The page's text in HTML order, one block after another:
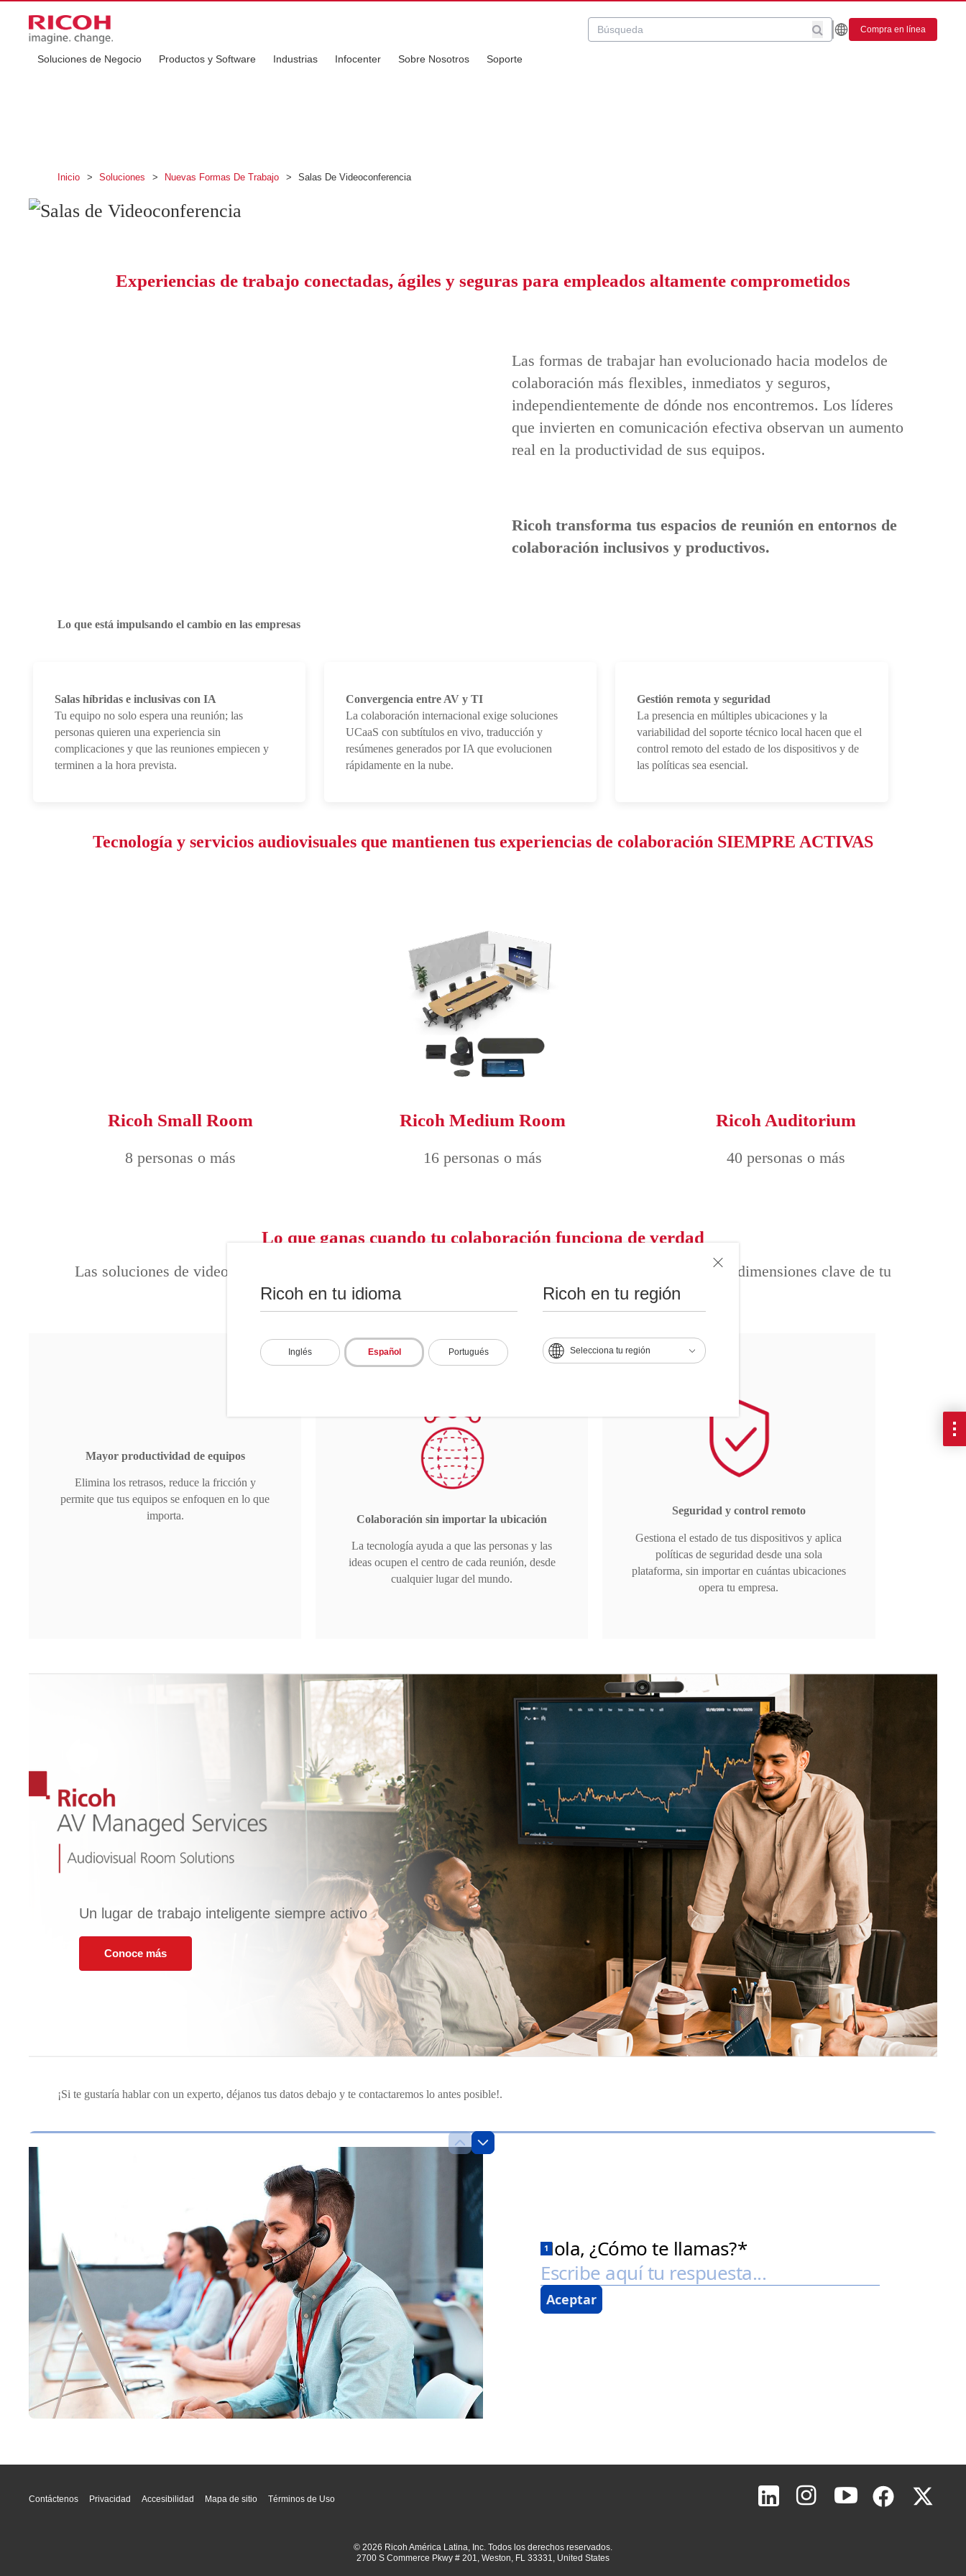
Ricoh en tu idioma
Inglés Español Portugués
Ricoh en tu región
Selecciona tu región
Compra en línea
Soluciones de Negocio Productos y Software Industrias Infocenter Sobre Nosotros Soporte
Inicio > Soluciones > Nuevas Formas De Trabajo > Salas De Videoconferencia
Experiencias de trabajo conectadas, ágiles y seguras para empleados altamente comprometidos
Las formas de trabajar han evolucionado hacia modelos de
colaboración más flexibles, inmediatos y seguros,
independientemente de dónde nos encontremos. Los líderes
que invierten en comunicación efectiva observan un aumento
real en la productividad de sus equipos.
Ricoh transforma tus espacios de reunión en entornos de
colaboración inclusivos y productivos.
Lo que está impulsando el cambio en las empresas
Salas híbridas e inclusivas con IA
Tu equipo no solo espera una reunión; las
personas quieren una experiencia sin
complicaciones y que las reuniones empiecen y
terminen a la hora prevista.
Convergencia entre AV y TI
La colaboración internacional exige soluciones
UCaaS con subtítulos en vivo, traducción y
resúmenes generados por IA que evolucionen
rápidamente en la nube.
Gestión remota y seguridad
La presencia en múltiples ubicaciones y la
variabilidad del soporte técnico local hacen que el
control remoto del estado de los dispositivos y de
las políticas sea esencial.
Tecnología y servicios audiovisuales que mantienen tus experiencias de colaboración SIEMPRE ACTIVAS
Ricoh Small Room
8 personas o más
Ricoh Medium Room
16 personas o más
Ricoh Auditorium
40 personas o más
Lo que ganas cuando tu colaboración funciona de verdad
Las soluciones de videoconferencia de Ricoh están diseñadas para generar resultados concretos en tres dimensiones clave de tu
Mayor productividad de equipos
Elimina los retrasos, reduce la fricción y
permite que tus equipos se enfoquen en lo que
importa.
Colaboración sin importar la ubicación
La tecnología ayuda a que las personas y las
ideas ocupen el centro de cada reunión, desde
cualquier lugar del mundo.
Seguridad y control remoto
Gestiona el estado de tus dispositivos y aplica
políticas de seguridad desde una sola
plataforma, sin importar en cuántas ubicaciones
opera tu empresa.
Un lugar de trabajo inteligente siempre activo
Conoce más
¡Si te gustaría hablar con un experto, déjanos tus datos debajo y te contactaremos lo antes posible!.
Contáctenos Privacidad Accesibilidad Mapa de sitio Términos de Uso
© 2026 Ricoh América Latina, Inc. Todos los derechos reservados.
2700 S Commerce Pkwy # 201, Weston, FL 33331, United States